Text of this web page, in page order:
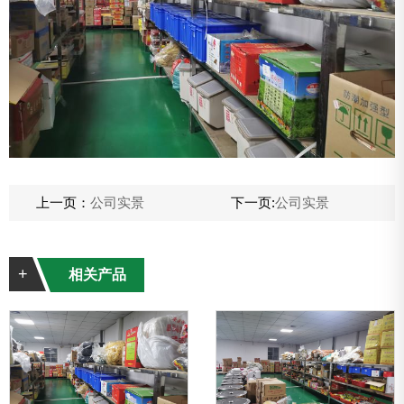
上一页： 公司实景 下一页:公司实景
+ 相关产品